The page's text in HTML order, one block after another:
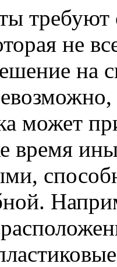
требуют
не
на
может
время